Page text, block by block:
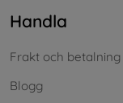
Handla
Frakt och betalning
Blogg